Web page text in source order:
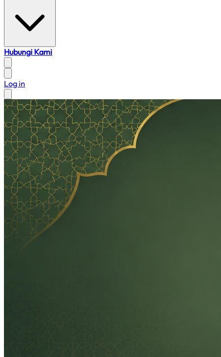
Hubungi Kami
Log in